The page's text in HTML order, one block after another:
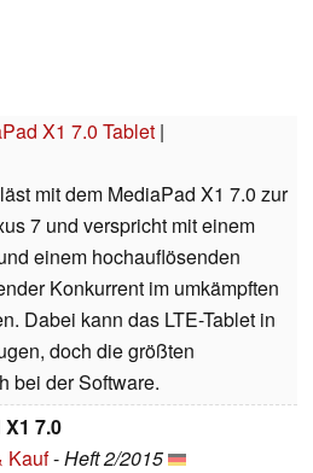
X1 7.0 Tablet |
mit dem MediaPad X1 7.0 zur
7 und verspricht mit einem
einem hochauflösenden
Konkurrent im umkämpften
Dabei kann das LTE-Tablet in
doch die größten
bei der Software.
7.0
Kauf-Heft 2/2015